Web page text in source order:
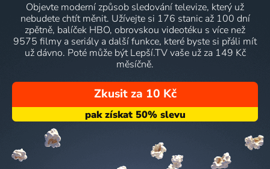
Objevte moderní způsob sledování televize, který už
nebudete chtít měnit. Užívejte si 176 stanic až 100 dní
zpětně, balíček HBO, obrovskou videotéku s více než
9575 filmy a seriály a další funkce, které byste si přáli mít
už dávno. Poté může být Lepší.TV vaše už za 149 Kč
měsíčně.
Zkusit za 10 Kč